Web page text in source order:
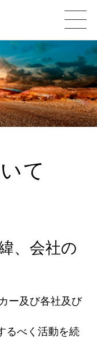
て
、会社の
ー及び各社及び
るべく活動を続